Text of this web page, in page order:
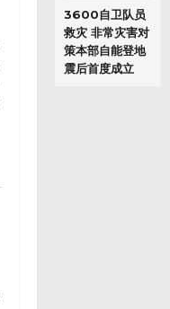
3600自卫队员
救灾 非常灾害对
策本部自能登地
震后首度成立